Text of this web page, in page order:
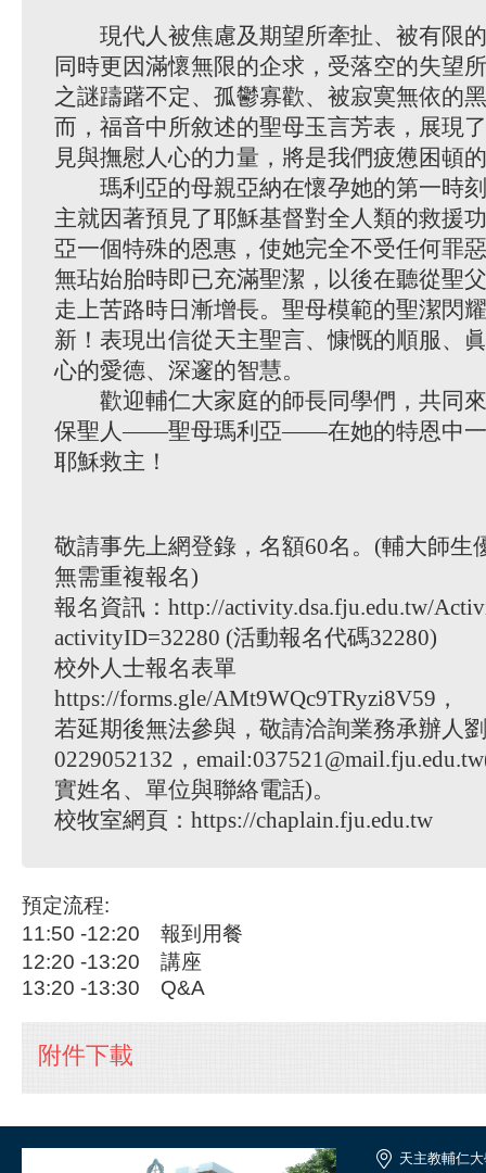
現代人被焦慮及期望所牽扯、被有限
同時更因滿懷無限的企求，受落空的失望
之謎躊躇不定、孤鬱寡歡、被寂寞無依的
而，福音中所敘述的聖母玉言芳表，展現
見與撫慰人心的力量，將是我們疲憊困頓
瑪利亞的母親亞納在懷孕她的第一時
主就因著預見了耶穌基督對全人類的救援
亞一個特殊的恩惠，使她完全不受任何
無玷始胎時即已充滿聖潔，以後在聽從聖
走上苦路時日漸增長。聖母模範的聖潔閃
新！表現出信從天主聖言、慷慨的順服、
心的愛德、深邃的智慧。
歡迎輔仁大家庭的師長同學們，共同
保聖人——聖母瑪利亞——在她的特恩中一
耶穌救主！
敬請事先上網登錄，名額60名。(輔大師生
無需重複報名)
報名資訊：http://activity.dsa.fju.edu.tw/
activityID=32280 (活動報名代碼32280)
校外人士報名表單
https://forms.gle/AMt9WQc9TRyzi8V59，
若延期後無法參與，敬請洽詢業務承辦人
0229052132，
實姓名、單位與聯絡電話)。
校牧室網頁：https://chaplain.fju.edu.tw
預定流程:
11:50 -12:20 報到用餐
12:20 -13:20 講座
13:20 -13:30 Q&A
附件下載
天主教輔仁